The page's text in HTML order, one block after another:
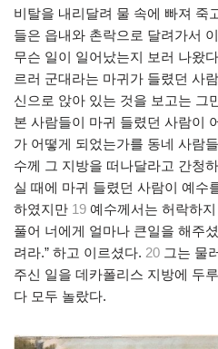
비탈을 내리달려 물 속에 빠져 죽
들은 읍내와 촌락으로 달려가서
무슨 일이 일어났는지 보러 나왔
르러 군대라는 마귀가 들렸던 사
신으로 앉아 있는 것을 보고는 그
본 사람들이 마귀 들렸던 사람이
가 어떻게 되었는가를 동네 사람
수께 그 지방을 떠나달라고 간청
실 때에 마귀 들렸던 사람이 예수
하였지만 19 예수께서는 허락하
풀어 너에게 얼마나 큰일을 해주
려라.” 하고 이르셨다. 20 그는 물
주신 일을 데카폴리스 지방에 두
다 모두 놀랐다.